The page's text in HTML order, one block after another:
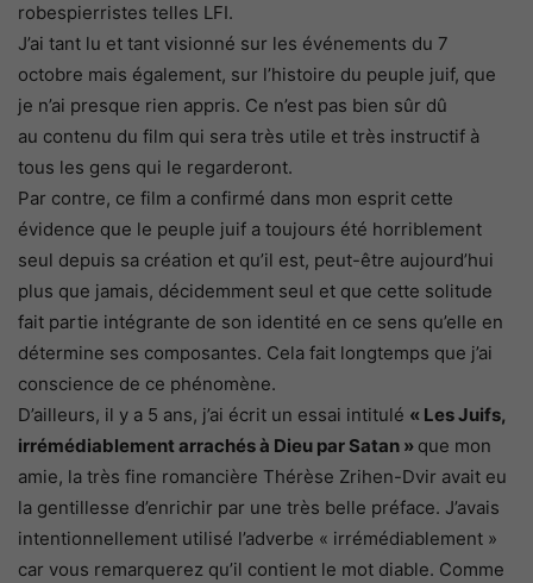
robespierristes telles LFI.
J’ai tant lu et tant visionné sur les événements du 7
octobre mais également, sur l’histoire du peuple juif, que
je n’ai presque rien appris. Ce n’est pas bien sûr dû
au contenu du film qui sera très utile et très instructif à
tous les gens qui le regarderont.
Par contre, ce film a confirmé dans mon esprit cette
évidence que le peuple juif a toujours été horriblement
seul depuis sa création et qu’il est, peut-être aujourd’hui
plus que jamais, décidemment seul et que cette solitude
fait partie intégrante de son identité en ce sens qu’elle en
détermine ses composantes. Cela fait longtemps que j’ai
conscience de ce phénomène.
D’ailleurs, il y a 5 ans, j’ai écrit un essai intitulé « Les Juifs,
irrémédiablement arrachés à Dieu par Satan » que mon
amie, la très fine romancière Thérèse Zrihen-Dvir avait eu
la gentillesse d’enrichir par une très belle préface. J’avais
intentionnellement utilisé l’adverbe « irrémédiablement »
car vous remarquerez qu’il contient le mot diable. Comme